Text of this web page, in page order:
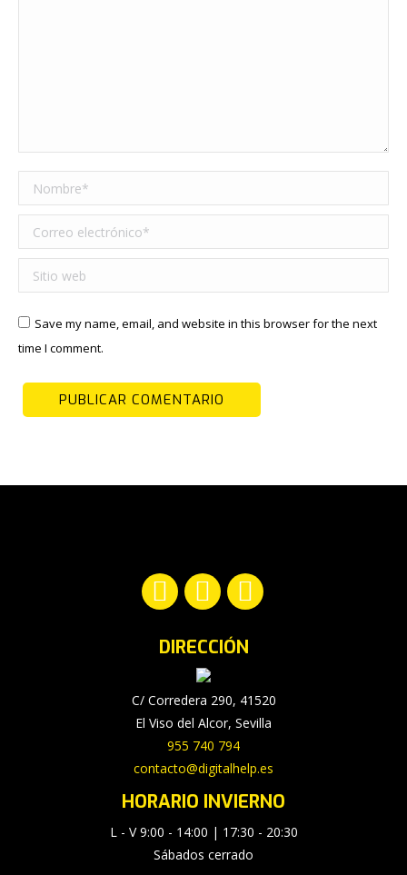
Nombre *
Correo electrónico *
Sitio web
Save my name, email, and website in this browser for the next
time I comment.
PUBLICAR COMENTARIO
Facebook
opens
new
window
YouTube
opens
in
new
window
Instagram
opens
new
window
DIRECCIÓN
C/ Corredera 290, 41520
El Viso del Alcor, Sevilla
955 740 794
contacto@digitalhelp.es
HORARIO INVIERNO
L - V 9:00 - 14:00 | 17:30 - 20:30
Sábados cerrado